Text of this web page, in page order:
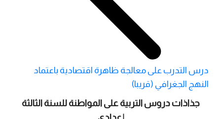
درس التدرب على معالجة ظاهرة اقتصادية باعتماد
النهج الجغرافي (قريبا)
جذاذات دروس التربية على المواطنة للسنة الثالثة